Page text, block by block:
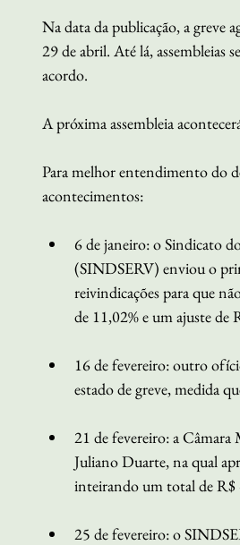
Na data da publicação, a greve
29 de abril. Até lá, assembleias
acordo.
A próxima assembleia
Para melhor entendimento do
acontecimentos:
6 de janeiro: o Sindicato
(SINDSERV) enviou o
reivindicações para que
de 11,02% e um ajuste
16 de fevereiro: outro
estado de greve, medida
21 de fevereiro: a
Juliano Duarte, na qual
inteirando um total de R$
25 de fevereiro: o